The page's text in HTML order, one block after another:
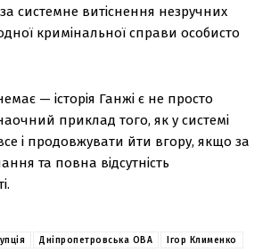
системне витіснення незручних
кримінальної справи особисто
— історія Ганжі є не просто
приклад того, як у системі
і продовжувати йти вгору, якщо за
та повна відсутність
Дніпропетровська ОВА
Ігор Клименко